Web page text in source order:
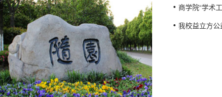
商学院“学术
我校益立方